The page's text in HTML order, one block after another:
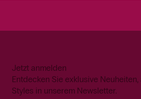
Jetzt anmelden
Entdecken Sie exklusive
Styles in unserem Newsletter.